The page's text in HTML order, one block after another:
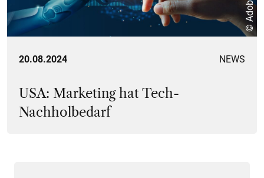
20.08.2024 NEWS
USA: Marketing hat Tech-
Nachholbedarf